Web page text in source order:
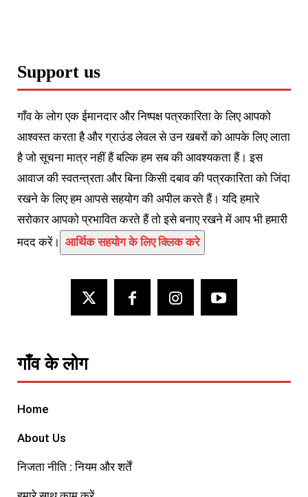
Support us
गाँव के लोग एक ईमानदार और निष्पक्ष पत्रकारिता के लिए आपको
आश्वस्त करता है और ग्राउंड लेवल से उन खबरों को आपके लिए लाता
है जो सूचना मात्र नहीं हैं बल्कि हम सब की आवश्यकता हैं। इस
आवाज की स्वतन्त्रता और बिना किसी दबाव की पत्रकारिता को जिंदा
रखने के लिए हम आपसे सहयोग की अपील करते हैं। यदि हमारे
सरोकार आपको प्रभावित करते हैं तो इसे बनाए रखने में आप भी हमारी
मदद करें। आर्थिक सहयोग के लिए क्लिक करे
गाँव के लोग
Home
About Us
निजता नीति : नियम और शर्तें